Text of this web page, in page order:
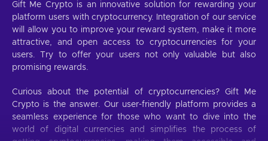
Gift Me Crypto is an innovative solution for rewarding your
platform users with cryptocurrency. Integration of our service
will allow you to improve your reward system, make it more
attractive, and open access to cryptocurrencies for your
users. Try to offer your users not only valuable but also
promising rewards.
Curious about the potential of cryptocurrencies? Gift Me
Crypto is the answer. Our user-friendly platform provides a
seamless experience for those who want to dive into the
world of digital currencies and simplifies the process of